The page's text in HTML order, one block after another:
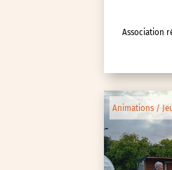
Association
Animations /